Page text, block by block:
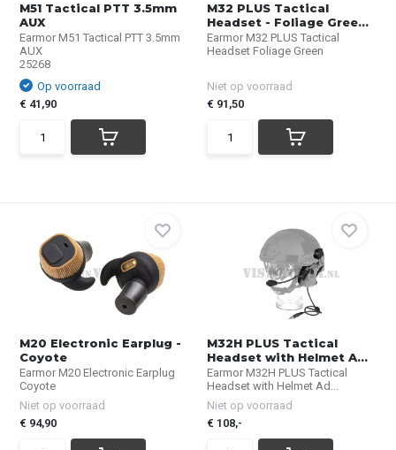
M51 Tactical PTT 3.5mm
AUX
Earmor M51 Tactical PTT 3.5mm
AUX
25268
Op voorraad
€ 41,90
M32 PLUS Tactical
Headset - Foliage Gree...
Earmor M32 PLUS Tactical
Headset Foliage Green
Niet op voorraad
€ 91,50
M20 Electronic Earplug -
Coyote
Earmor M20 Electronic Earplug
Coyote
Niet op voorraad
€ 94,90
M32H PLUS Tactical
Headset with Helmet A...
Earmor M32H PLUS Tactical
Headset with Helmet Ad...
Niet op voorraad
€ 108,-